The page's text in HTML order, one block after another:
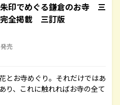
印でめぐる鎌倉のお寺 三
全掲載 三訂版
売
とお寺めぐり。それだけではあ
り、これに触れればお寺の全て